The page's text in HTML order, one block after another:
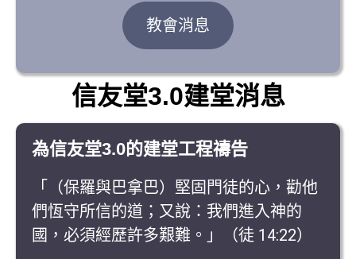
教會消息
信友堂3.0建堂消息
為信友堂3.0的建堂工程禱告
「（保羅與巴拿巴）堅固門徒的心，勸他
們恆守所信的道；又說：我們進入神的
國，必須經歷許多艱難。」（徒 14:22）